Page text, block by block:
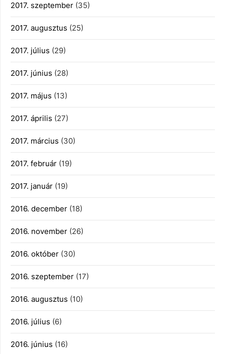
2017. szeptember (35)
2017. augusztus (25)
2017. július (29)
2017. június (28)
2017. május (13)
2017. április (27)
2017. március (30)
2017. február (19)
2017. január (19)
2016. december (18)
2016. november (26)
2016. október (30)
2016. szeptember (17)
2016. augusztus (10)
2016. július (6)
2016. június (16)